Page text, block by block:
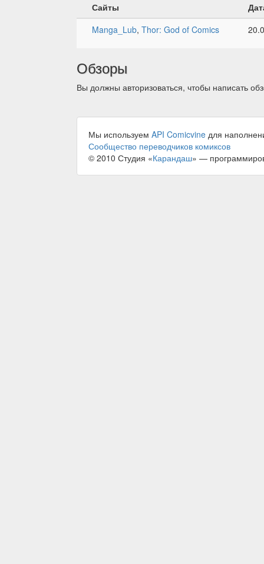
Сайты
Manga_Lub, Thor: God of Comics
Обзоры
Вы должны авторизоваться, чтобы написать
Мы используем API Comicvine для
Сообщество переводчиков комиксов
© 2010 Студия «Карандаш» —